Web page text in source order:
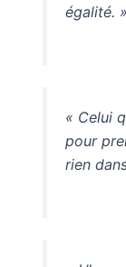
égalité. »
« Celui
pour
rien